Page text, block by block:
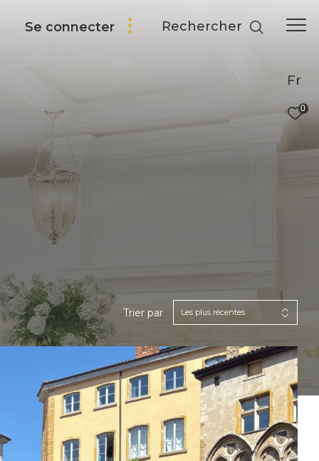
Fr
0
Se connecter Rechercher
Trier par Les plus récentes